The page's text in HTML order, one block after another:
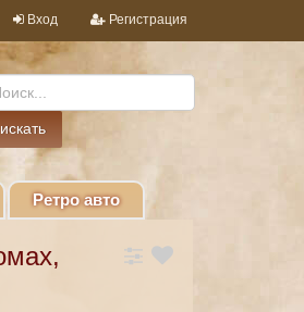
Вход Регистрация
Ретро авто